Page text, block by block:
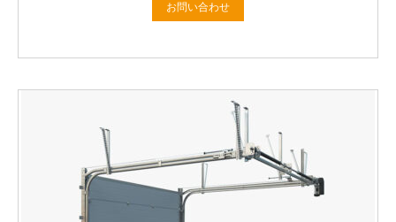
お問い合わせ